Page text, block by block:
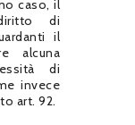
caso, il
di
il
alcuna
di
invece
art. 92.